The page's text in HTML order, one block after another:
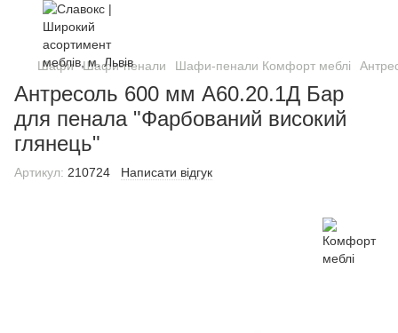
Шафи Шафи-пенали Шафи-пенали Комфорт меблі
Антресоль 600 мм А60.20.1Д Бар
для пенала "Фарбований високий
глянець"
Артикул: 210724 Написати відгук